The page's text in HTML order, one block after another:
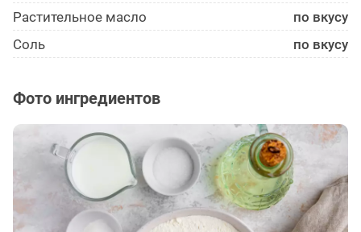
Растительное масло
по вкусу
Соль
по вкусу
Фото ингредиентов